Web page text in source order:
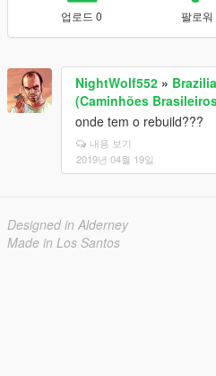
업로드 0 팔로워
NightWolf552 »
(Caminhões
onde tem o rebuild???
내용 보기
2019년 04월 19일
Designed in Alderney
Made in Los Santos